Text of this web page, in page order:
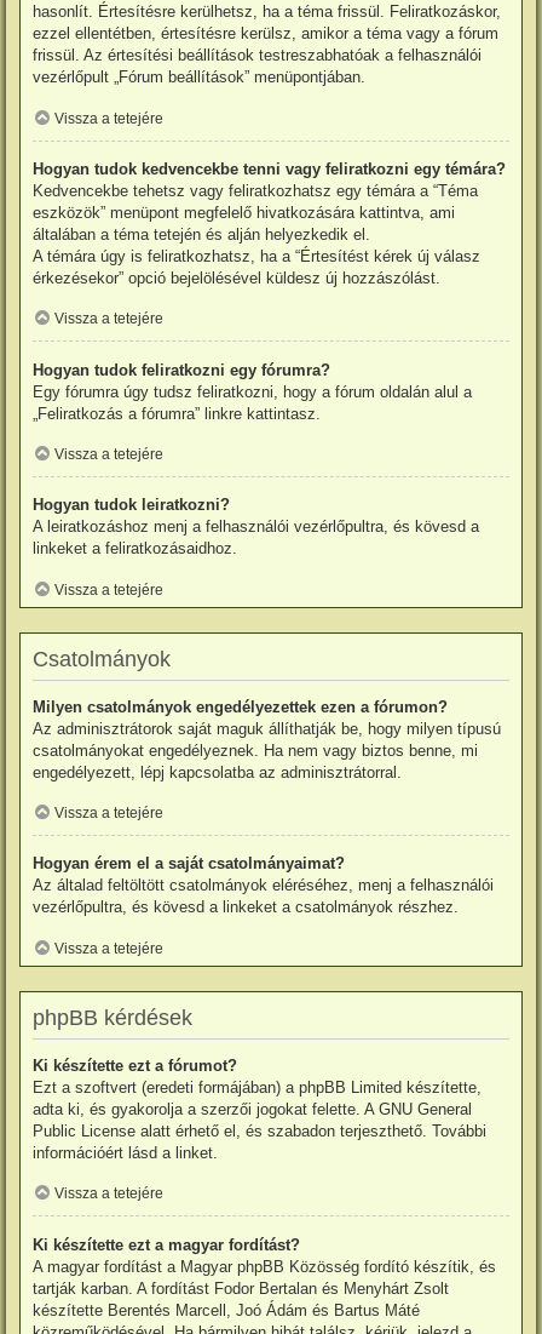
hasonlít. Értesítésre kerülhetsz, ha a téma frissül. Feliratkozáskor,
ezzel ellentétben, értesítésre kerülsz, amikor a téma vagy a fórum
frissül. Az értesítési beállítások testreszabhatóak a felhasználói
vezérlőpult „Fórum beállítások” menüpontjában.
Vissza a tetejére
Hogyan tudok kedvencekbe tenni vagy feliratkozni egy témára?
Kedvencekbe tehetsz vagy feliratkozhatsz egy témára a “Téma
eszközök” menüpont megfelelő hivatkozására kattintva, ami
általában a téma tetején és alján helyezkedik el.
A témára úgy is feliratkozhatsz, ha a “Értesítést kérek új válasz
érkezésekor” opció bejelölésével küldesz új hozzászólást.
Vissza a tetejére
Hogyan tudok feliratkozni egy fórumra?
Egy fórumra úgy tudsz feliratkozni, hogy a fórum oldalán alul a
„Feliratkozás a fórumra” linkre kattintasz.
Vissza a tetejére
Hogyan tudok leiratkozni?
A leiratkozáshoz menj a felhasználói vezérlőpultra, és kövesd a
linkeket a feliratkozásaidhoz.
Vissza a tetejére
Csatolmányok
Milyen csatolmányok engedélyezettek ezen a fórumon?
Az adminisztrátorok saját maguk állíthatják be, hogy milyen típusú
csatolmányokat engedélyeznek. Ha nem vagy biztos benne, mi
engedélyezett, lépj kapcsolatba az adminisztrátorral.
Vissza a tetejére
Hogyan érem el a saját csatolmányaimat?
Az általad feltöltött csatolmányok eléréséhez, menj a felhasználói
vezérlőpultra, és kövesd a linkeket a csatolmányok részhez.
Vissza a tetejére
phpBB kérdések
Ki készítette ezt a fórumot?
Ezt a szoftvert (eredeti formájában) a phpBB Limited készítette,
adta ki, és gyakorolja a szerzői jogokat felette. A GNU General
Public License alatt érhető el, és szabadon terjeszthető. További
információért lásd a linket.
Vissza a tetejére
Ki készítette ezt a magyar fordítást?
A magyar fordítást a Magyar phpBB Közösség fordító készítik, és
tartják karban. A fordítást Fodor Bertalan és Menyhárt Zsolt
készítette Berentés Marcell, Joó Ádám és Bartus Máté